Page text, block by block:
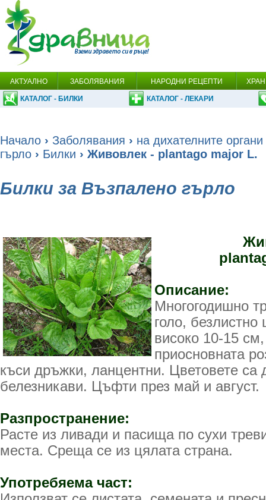
АКТУАЛНО ЗАБОЛЯВАНИЯ НАРОДНИ РЕЦЕПТИ
КАТАЛОГ - БИЛКИ КАТАЛОГ - ЛЕКАРИ
Начало › Заболявания › на дихателните
гърло › Билки › Живовлек - plantago major L.
Билки за Възпалено гърло
Описание:
Многогодишно
голо, безлистно
високо 10-15
приосновната
къси дръжки, ланцентни. Цветовете са
белезникави. Цъфти през май и август.
Разпространение:
Расте из ливади и пасища по сухи
места. Среща се из цялата страна.
Употребяема част: